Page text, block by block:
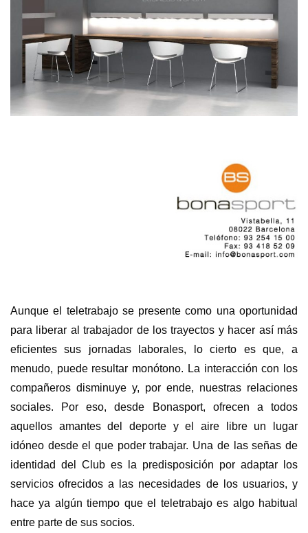
Aunque el teletrabajo se presente como una oportunidad
para liberar al trabajador de los trayectos y hacer así más
eficientes sus jornadas laborales, lo cierto es que, a
menudo, puede resultar monótono. La interacción con los
compañeros disminuye y, por ende, nuestras relaciones
sociales. Por eso, desde Bonasport, ofrecen a todos
aquellos amantes del deporte y el aire libre un lugar
idóneo desde el que poder trabajar. Una de las señas de
identidad del Club es la predisposición por adaptar los
servicios ofrecidos a las necesidades de los usuarios, y
hace ya algún tiempo que el teletrabajo es algo habitual
entre parte de sus socios.